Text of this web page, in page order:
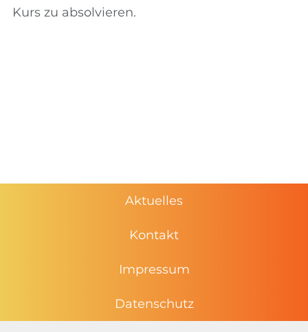
Kurs zu absolvieren.
Aktuelles
Kontakt
Impressum
Datenschutz